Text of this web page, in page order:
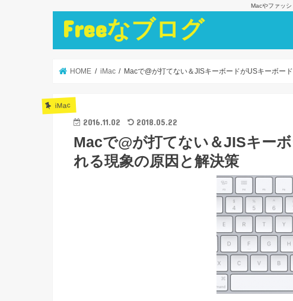
Macやファッシ
Freeなブログ
HOME iMac Macで@が打てない＆JISキーボードがUSキーボー
iMac
2016.11.02 2018.05.22
Macで@が打てない＆JISキー
れる現象の原因と解決策